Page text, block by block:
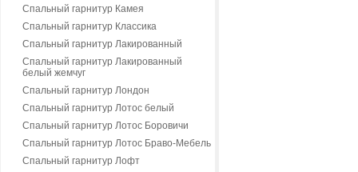
Спальный гарнитур Камея
Спальный гарнитур Классика
Спальный гарнитур Лакированный
Спальный гарнитур Лакированный
белый жемчуг
Спальный гарнитур Лондон
Спальный гарнитур Лотос белый
Спальный гарнитур Лотос Боровичи
Спальный гарнитур Лотос Браво-Мебель
Спальный гарнитур Лофт